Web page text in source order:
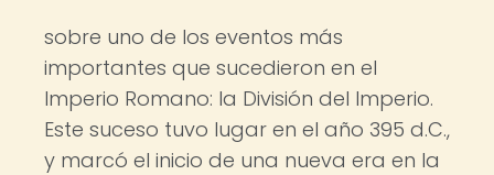
sobre uno de los eventos más
importantes que sucedieron en el
Imperio Romano: la División del Imperio.
Este suceso tuvo lugar en el año 395 d.C.,
y marcó el inicio de una nueva era en la